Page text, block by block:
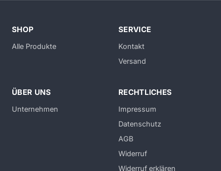
SHOP
Alle Produkte
SERVICE
Kontakt
Versand
ÜBER UNS
Unternehmen
RECHTLICHES
Impressum
Datenschutz
AGB
Widerruf
Widerruf erklären